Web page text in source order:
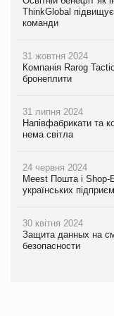
ThinkGlobal
команди
31 жовтня 2024
Компанія Rarog
бронеплити
31 липня 2024
Напівфабрикати та
нема світла
24 червня 2024
Meest Пошта і
українських
30 квітня 2024
Защита данных на
безопасности